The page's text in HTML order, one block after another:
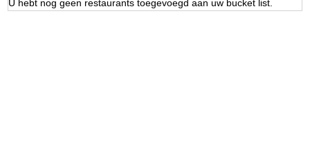
U hebt nog geen restaurants toegevoegd aan uw bucket list.